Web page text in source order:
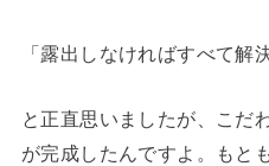
「露出しなければすべて解
と正直思いましたが、こだ
が完成したんですよ。もと